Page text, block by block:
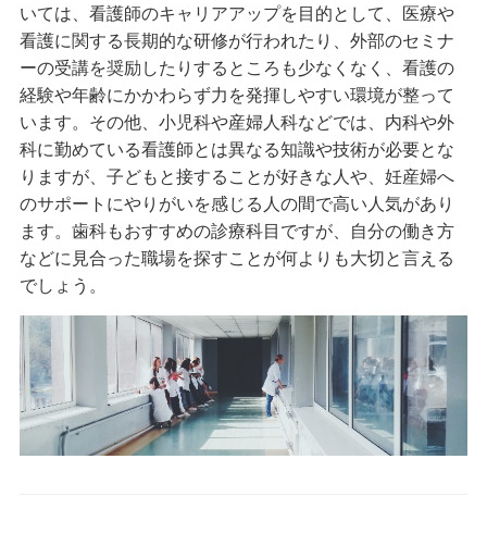
いては、看護師のキャリアアップを目的として、医療や
看護に関する長期的な研修が行われたり、外部のセミナ
ーの受講を奨励したりするところも少なくなく、看護の
経験や年齢にかかわらず力を発揮しやすい環境が整って
います。その他、小児科や産婦人科などでは、内科や外
科に勤めている看護師とは異なる知識や技術が必要とな
りますが、子どもと接することが好きな人や、妊産婦へ
のサポートにやりがいを感じる人の間で高い人気があり
ます。歯科もおすすめの診療科目ですが、自分の働き方
などに見合った職場を探すことが何よりも大切と言える
でしょう。